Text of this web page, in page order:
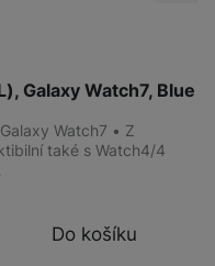
Galaxy Watch7, Blue
Watch7 • Z
také s Watch4/4
Do košíku